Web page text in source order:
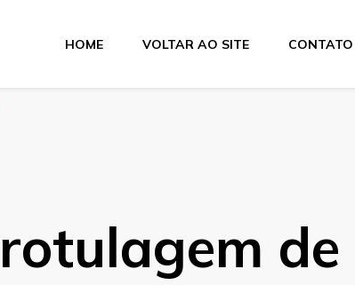
HOME VOLTAR AO SITE CONTATO
de